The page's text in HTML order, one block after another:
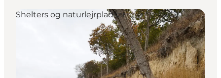
Shelters og naturlejrpladser